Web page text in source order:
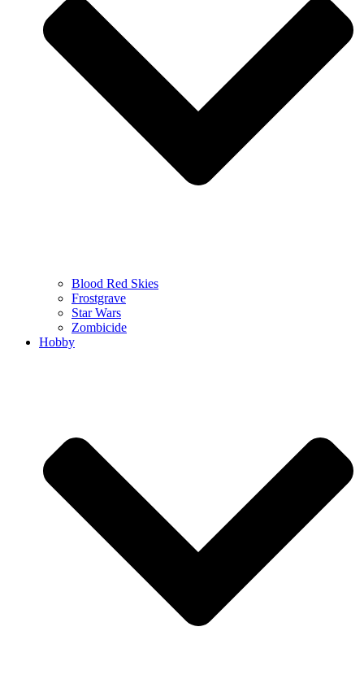
Blood Red Skies
Frostgrave
Star Wars
Zombicide
Hobby